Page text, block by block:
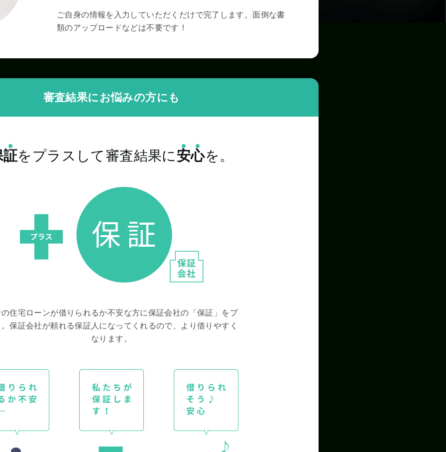
ご自身の情報を入力していただくだけで完了します。面倒な書
類のアップロードなどは不要です！
審査結果にお悩みの方にも
証をプラスして審査結果に安心を。
住宅ローンが借りられるか不安な方に保証会社の「保証」をプ
保証会社が頼れる保証人になってくれるので、より借りやすく
なります。